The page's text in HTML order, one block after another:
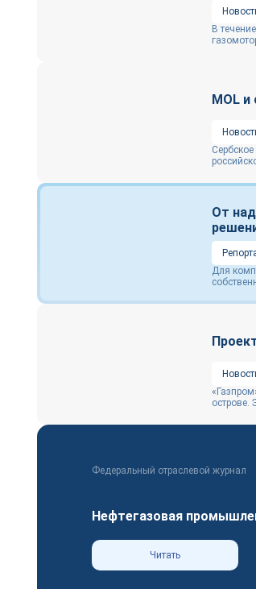
В
MOL и
От
Для
острове.
Федеральный отраслевой журнал
Нефтегазовая
Читать